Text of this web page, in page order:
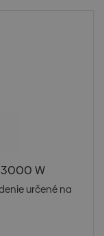
W
určené na